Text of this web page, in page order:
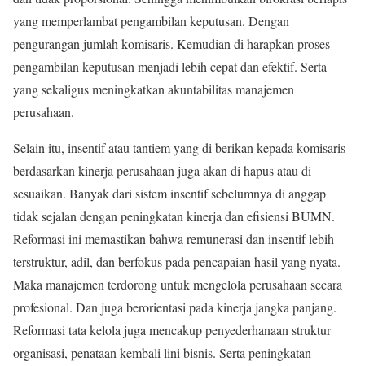
yang memperlambat pengambilan keputusan. Dengan
pengurangan jumlah komisaris. Kemudian di harapkan proses
pengambilan keputusan menjadi lebih cepat dan efektif. Serta
yang sekaligus meningkatkan akuntabilitas manajemen
perusahaan.
Selain itu, insentif atau tantiem yang di berikan kepada komisaris
berdasarkan kinerja perusahaan juga akan di hapus atau di
sesuaikan. Banyak dari sistem insentif sebelumnya di anggap
tidak sejalan dengan peningkatan kinerja dan efisiensi BUMN.
Reformasi ini memastikan bahwa remunerasi dan insentif lebih
terstruktur, adil, dan berfokus pada pencapaian hasil yang nyata.
Maka manajemen terdorong untuk mengelola perusahaan secara
profesional. Dan juga berorientasi pada kinerja jangka panjang.
Reformasi tata kelola juga mencakup penyederhanaan struktur
organisasi, penataan kembali lini bisnis. Serta peningkatan